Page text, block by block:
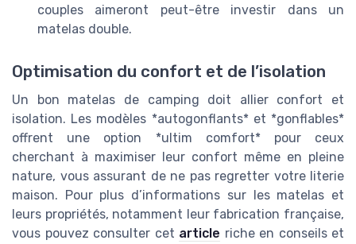
couples aimeront peut-être investir dans un
matelas double.
Optimisation du confort et de l’isolation
Un bon matelas de camping doit allier confort et
isolation. Les modèles *autogonflants* et *gonflables*
offrent une option *ultim comfort* pour ceux
cherchant à maximiser leur confort même en pleine
nature, vous assurant de ne pas regretter votre literie
maison. Pour plus d’informations sur les matelas et
leurs propriétés, notamment leur fabrication française,
vous pouvez consulter cet article riche en conseils et